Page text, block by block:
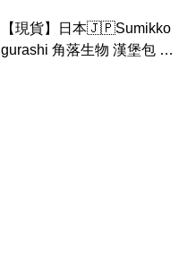
【現貨】日本🇯🇵Sumikko
gurashi 角落生物 漢堡包 炸